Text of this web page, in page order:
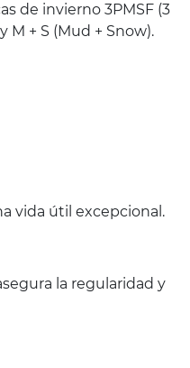
de invierno 3PMSF (3
M + S (Mud + Snow).
vida útil excepcional.
la regularidad y